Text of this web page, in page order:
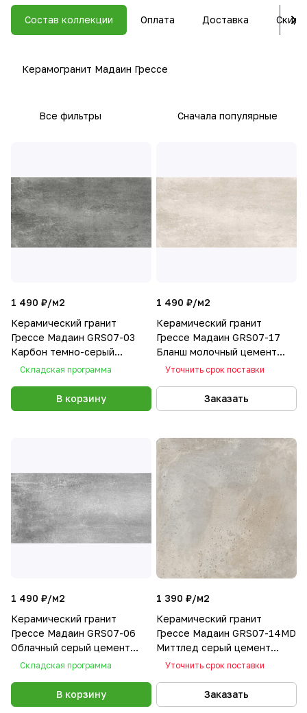
Состав коллекции Оплата Доставка
Керамогранит Мадаин Грессе
Все фильтры Сначала популярные
1 490 ₽/м2
Керамический гранит
Грессе Мадаин GRS07-03
Карбон темно-серый
1200x600x10
Складская программа
В корзину
1 490 ₽/м2
Керамический гранит
Грессе Мадаин GRS07-17
Бланш молочный цемент
1200x600x10
Уточнить срок поставки
Заказать
1 490 ₽/м2
Керамический гранит
Грессе Мадаин GRS07-06
Облачный серый цемент
1200x600x10
Складская программа
В корзину
1 390 ₽/м2
Керамический гранит
Грессе Мадаин GRS07-14MD
Миттлед серый цемент
600x600x10
Уточнить срок поставки
Заказать